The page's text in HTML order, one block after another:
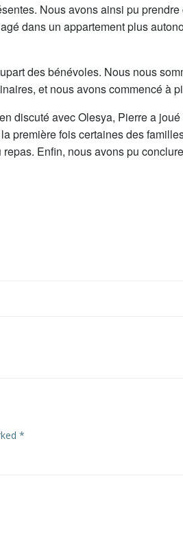
Nous avons ainsi pu
dans un appartement plus
des bénévoles. Nous nous
et nous avons commencé à
discuté avec Olesya, Pierre a
première fois certaines des
Enfin, nous avons pu
*